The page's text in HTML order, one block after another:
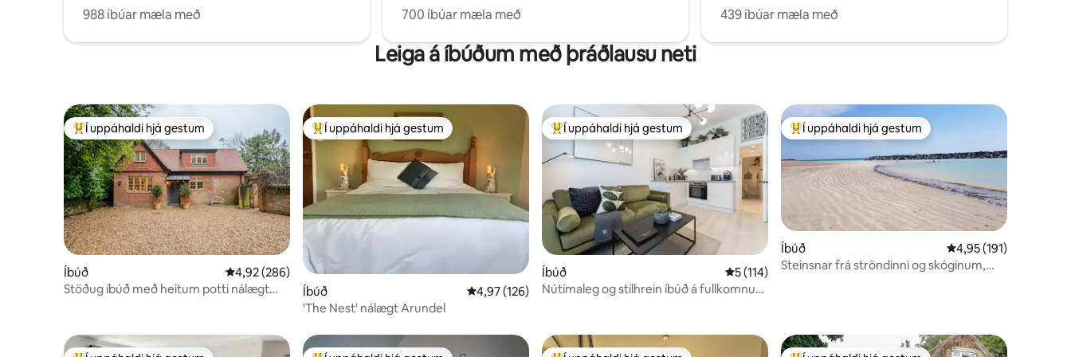
988 íbúar mæla með
700 íbúar mæla með
439 íbúar mæla með
Leiga á íbúðum með þráðlausu neti
Í mestu uppáhaldi hjá gestum
Í uppáhaldi hjá gestum
Íbúð 4,92 af 5 í meðaleinkunn, 286 umsagnir
4,92 (286)
Stöðug íbúð með heitum potti nálægt
Í mestu uppáhaldi hjá gestum
Í uppáhaldi hjá gestum
Íbúð 4,97 af 5 í meðaleinkunn, 126 umsagnir
4,97 (126)
'The Nest' nálægt Arundel
Í mestu uppáhaldi hjá gestum
Í uppáhaldi hjá gestum
Íbúð 5 af 5 í meðaleinkunn, 114 umsagnir
5 (114)
Nútímaleg og stílhrein íbúð á fullkomnum
Í mestu uppáhaldi hjá gestum
Í uppáhaldi hjá gestum
Íbúð 4,95 af 5 í
4,95 (191)
Steinsnar frá ströndinni og skóginum,